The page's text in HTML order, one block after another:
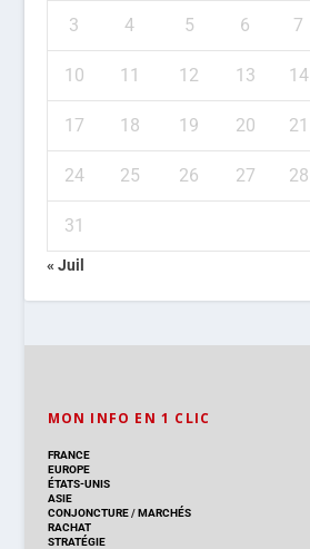
3 4 5 6 7
10 11 12 13 14
17 18 19 20 21
24 25 26 27 28
31
« Juil
MON INFO EN 1 CLIC
FRANCE
EUROPE
ÉTATS-UNIS
ASIE
CONJONCTURE/MARCHÉS
RACHAT
STRATÉGIE